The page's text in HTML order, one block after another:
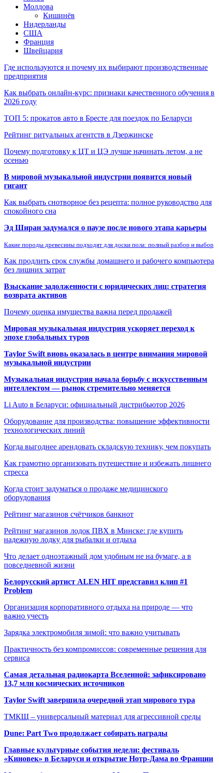
Молдова
Кишинёв
Нидерланды
США
Франция
Швейцария
Где используются и почему их выбирают производственные
предприятия
Как выбрать онлайн-курс: признаки качественного обучения в
2026 году
ТОП 5: прокатов авто в Бресте для поездок по Беларуси
Рейтинг ритуальных агентств в Дзержинске
Почему подготовку к ЦТ и ЦЭ лучше начинать летом, а не
осенью
В мировой музыкальной индустрии появится новый
гигант
Как выбрать снотворное без рецепта: полное руководство для
спокойного сна
Эд Ширан задумался о паузе после нового этапа карьеры
Какие породы древесины подходят для доски пола: полный разбор и выбор
Как продлить срок службы домашнего и рабочего компьютера
без лишних затрат
Взыскание задолженности с юридических лиц: стратегия
возврата активов
Почему оценка имущества важна перед продажей
Мировая музыкальная индустрия ускоряет переход к
эпохе глобальных туров
Taylor Swift вновь оказалась в центре внимания мировой
музыкальной индустрии
Музыкальная индустрия начала борьбу с искусственным
интеллектом — рынок стремительно меняется
Li Auto в Беларуси: официальный дистрибьютор 2026
Оборудование для производства: повышение эффективности
технологических линий
Когда выгоднее арендовать складскую технику, чем покупать
Как грамотно организовать путешествие и избежать лишнего
стресса
Когда стоит задуматься о продаже медицинского
оборудования
Рейтинг магазинов счётчиков банкнот
Рейтинг магазинов лодок ПВХ в Минске: где купить
надежную лодку для рыбалки и отдыха
Что делает одноэтажный дом удобным не на бумаге, а в
повседневной жизни
Белорусский артист ALEN HIT представил клип #1
Problem
Организация корпоративного отдыха на природе — что
важно учесть
Зарядка электромобиля зимой: что важно учитывать
Практичность без компромиссов: современные решения для
сервиса
Самая детальная радиокарта Вселенной: зафиксировано
13,7 млн космических источников
Taylor Swift завершила очередной этап мирового тура
ТМКЩ – универсальный материал для агрессивной среды
Dune: Part Two продолжает собирать награды
Главные культурные события недели: фестиваль
«Киновек» в Беларуси и открытие Нотр-Дама во Франции